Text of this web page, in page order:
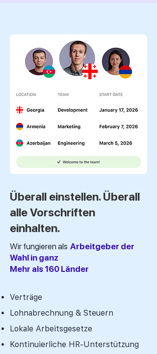
Überall einstellen. Überall
alle Vorschriften
einhalten.
Wir fungieren als Arbeitgeber der
Wahl in ganz
Mehr als 160 Länder
Verträge
Lohnabrechnung & Steuern
Lokale Arbeitsgesetze
Kontinuierliche HR-Unterstützung